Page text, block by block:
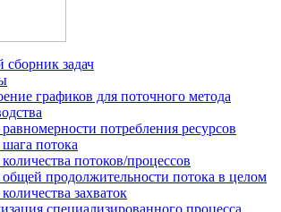
сборник задач
графиков для поточного метода
равномерности потребления ресурсов
шага потока
количества потоков/процессов
общей продолжительности потока в целом
захваток
специализированного процесса